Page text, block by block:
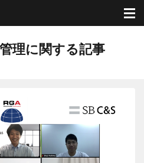
に関する記事
理に関する記事